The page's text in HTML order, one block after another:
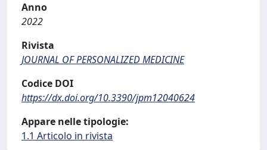
Anno
2022
Rivista
JOURNAL OF PERSONALIZED MEDICINE
Codice DOI
https://dx.doi.org/10.3390/jpm12040624
Appare nelle tipologie:
1.1 Articolo in rivista